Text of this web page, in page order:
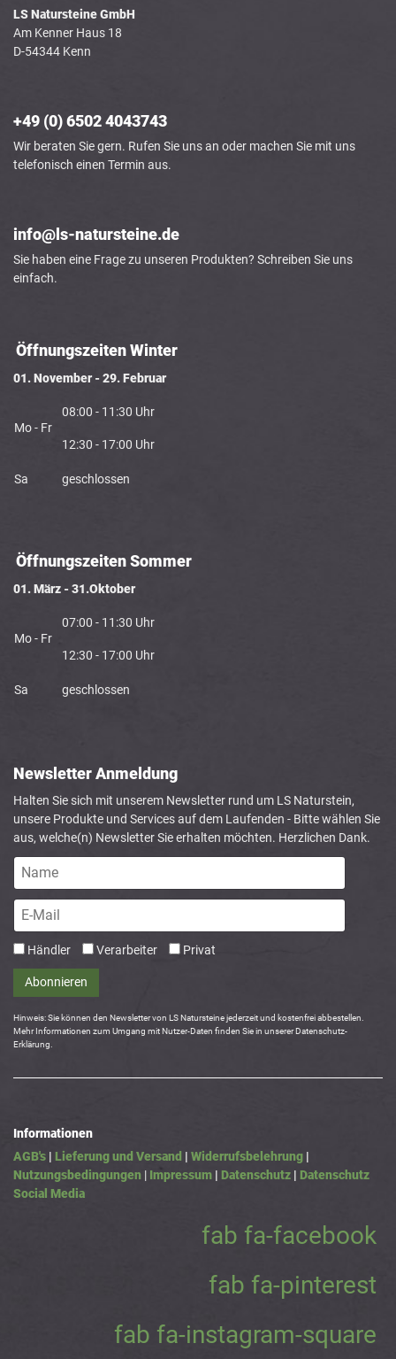
LS Natursteine GmbH
Am Kenner Haus 18
D-54344 Kenn
+49 (0) 6502 4043743
Wir beraten Sie gern. Rufen Sie uns an oder machen Sie mit uns
telefonisch einen Termin aus.
info@ls-natursteine.de
Sie haben eine Frage zu unseren Produkten? Schreiben Sie uns
einfach.
Öffnungszeiten Winter
01. November - 29. Februar
Mo - Fr
08:00 - 11:30 Uhr
12:30 - 17:00 Uhr
Sa geschlossen
Öffnungszeiten Sommer
01. März - 31.Oktober
Mo - Fr
07:00 - 11:30 Uhr
12:30 - 17:00 Uhr
Sa geschlossen
Newsletter Anmeldung
Halten Sie sich mit unserem Newsletter rund um LS Naturstein,
unsere Produkte und Services auf dem Laufenden - Bitte wählen Sie
aus, welche(n) Newsletter Sie erhalten möchten. Herzlichen Dank.
Händler Verarbeiter Privat
Abonnieren
Hinweis: Sie können den Newsletter von LS Natursteine jederzeit und kostenfrei abbestellen.
Mehr Informationen zum Umgang mit Nutzer-Daten finden Sie in unserer Datenschutz-
Erklärung.
Informationen
AGB's | Lieferung und Versand | Widerrufsbelehrung |
Nutzungsbedingungen | Impressum | Datenschutz | Datenschutz
Social Media
fab fa-facebook
fab fa-pinterest
fab fa-instagram-square